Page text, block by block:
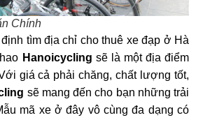
Chính
tìm địa chỉ cho thuê xe đạp ở Hà
Hanoicycling sẽ là một địa điểm
giá cả phải chăng, chất lượng tốt,
sẽ mang đến cho bạn những trải
mã xe ở đây vô cùng đa dạng có